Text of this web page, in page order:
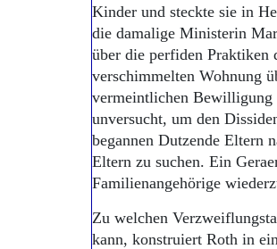
Kinder und steckte sie in
die damalige Ministerin
über die perfiden Praktiken
verschimmelten Wohnung
vermeintlichen Bewilligung
unversucht, um den
begannen Dutzende Eltern
Eltern zu suchen. Ein
Familienangehörige
Zu welchen
kann, konstruiert Roth in